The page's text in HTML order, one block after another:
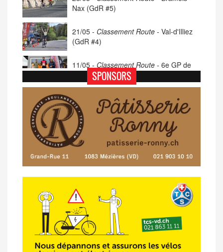
Nax (GdR #5)
21/05 - Classement Route - Val-d'Illiez
(GdR #4)
11/05 - Classement Route - 6e GP de
Porsel (TdC #4)
07/05 - Classement Route -
Blonay-Les
Pléiades (GdR #3)
23/04 - Classement Route -4e Pringy -
Moléson (TdC #3)
14/04 -Photos -Les photos du 5e GP
de Semsales
14/04 - Classement Route -
5e GP de
Semsales (TdC #2)
SPONSORS